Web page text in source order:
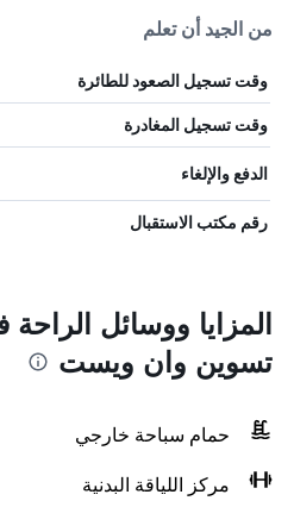
من الجيد أن تعلم
وقت تسجيل الصعود للطائرة
وقت تسجيل المغادرة
الدفع والإلغاء
رقم مكتب الاستقبال
المزايا ووسائل الراحة
تسوين وان ويست
حمام سباحة خارجي
مركز اللياقة البدنية